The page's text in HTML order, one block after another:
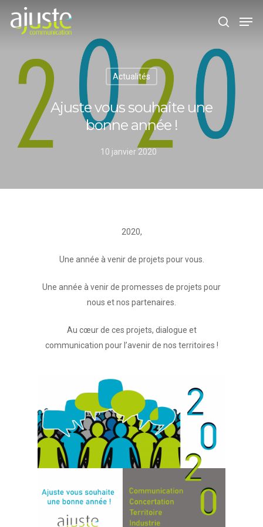
Hit enter to search or ESC to close
Actualités
Ajuste vous souhaite une
bonne année !
10 janvier 2020
2020,
Une année à venir de projets pour vous.
Une année à venir de promesses de projets pour
nous et nos partenaires.
Au cœur de ces projets, dialogue et
communication pour l’avenir de nos territoires !